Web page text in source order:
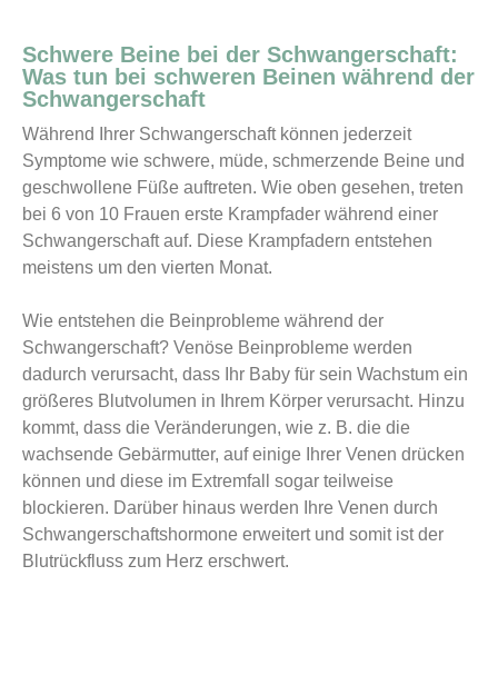
Schwere Beine bei der Schwangerschaft:
Was tun bei schweren Beinen während der
Schwangerschaft
Während Ihrer Schwangerschaft können jederzeit
Symptome wie schwere, müde, schmerzende Beine und
geschwollene Füße auftreten. Wie oben gesehen, treten
bei 6 von 10 Frauen erste Krampfader während einer
Schwangerschaft auf. Diese Krampfadern entstehen
meistens um den vierten Monat.
Wie entstehen die Beinprobleme während der
Schwangerschaft? Venöse Beinprobleme werden
dadurch verursacht, dass Ihr Baby für sein Wachstum ein
größeres Blutvolumen in Ihrem Körper verursacht. Hinzu
kommt, dass die Veränderungen, wie z. B. die die
wachsende Gebärmutter, auf einige Ihrer Venen drücken
können und diese im Extremfall sogar teilweise
blockieren. Darüber hinaus werden Ihre Venen durch
Schwangerschaftshormone erweitert und somit ist der
Blutrückfluss zum Herz erschwert.